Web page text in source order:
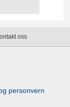
oss
personvern